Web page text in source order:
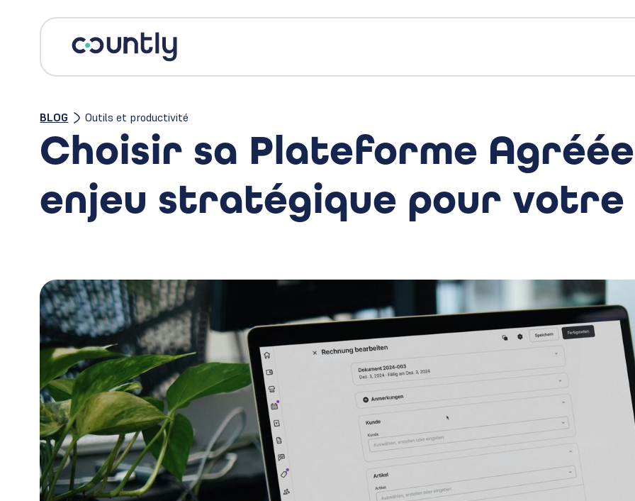
BLOG Outils et productivité
Choisir sa Plateforme Agréée
enjeu stratégique pour